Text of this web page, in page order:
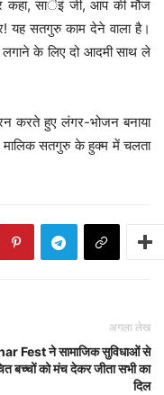
कहा, सार्इं जी, आप की मौज
यह सतगुरु काम देने वाला है।
लगाने के लिए दो आदमी साथ ले
करते हुए लंगर-भोजन बनाया
मालिक सतगुरु के हुक्म में चलता
अगला लेख
Fest ने सामाजिक सुविधाओं से
बच्चों को मंच देकर जीता सभी का
दिल